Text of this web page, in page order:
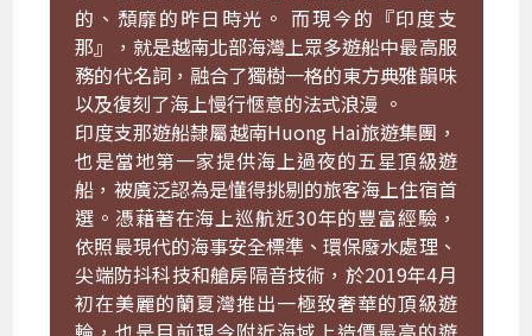
的、頹靡的昨日時光。 而現今的『印度支
那』，就是越南北部海灣上眾多遊船中最高服
務的代名詞，融合了獨樹一格的東方典雅韻味
以及復刻了海上慢行愜意的法式浪漫 。
印度支那遊船隸屬越南Huong Hai旅遊集團，
也是當地第一家提供海上過夜的五星頂級遊
船，被廣泛認為是懂得挑剔的旅客海上住宿首
選。憑藉著在海上巡航近30年的豐富經驗，
依照最現代的海事安全標準、環保廢水處理、
尖端防抖科技和艙房隔音技術，於2019年4月
初在美麗的蘭夏灣推出一極致奢華的頂級遊